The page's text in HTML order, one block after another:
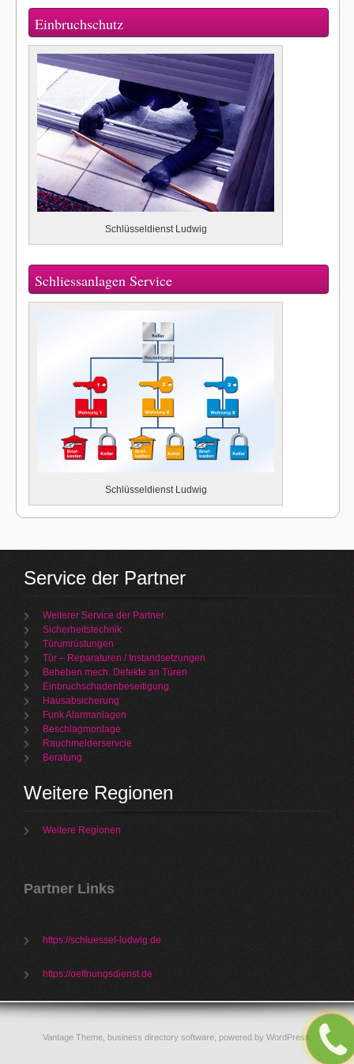
Einbruchschutz
Schlüsseldienst Ludwig
Schliessanlagen Service
Schlüsseldienst Ludwig
Service der Partner
Weiterer Service der Partner
Sicherheitstechnik
Türumrüstungen
Tür – Reparaturen / Instandsetzungen
Beheben mech. Defekte an Türen
Einbruchschadenbeseitigung
Hausabsicherung
Funk Alarmanlagen
Beschlagmontage
Rauchmelderservcie
Beratung
Weitere Regionen
Weitere Regionen
Partner Links
https://schluessel-ludwig.de
https://oeffnungsdienst.de
Vantage Theme, business directory software, powered by WordPress